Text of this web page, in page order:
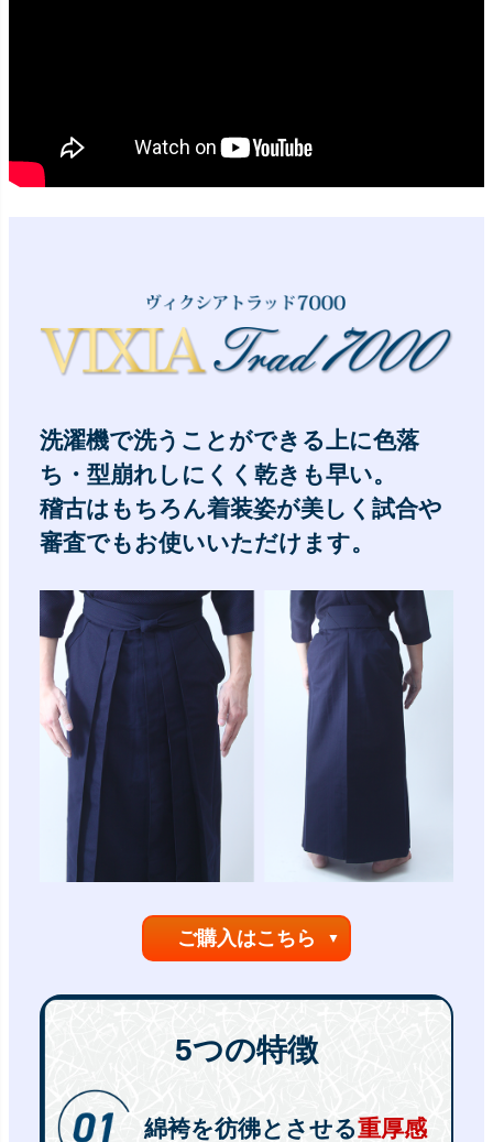
洗濯機で洗うことができる上に色落
ち・型崩れしにくく乾きも早い。
稽古はもちろん着装姿が美しく試合や
審査でもお使いいただけます。
ご購入はこちら
5つの特徴
綿袴を彷彿とさせる重厚感